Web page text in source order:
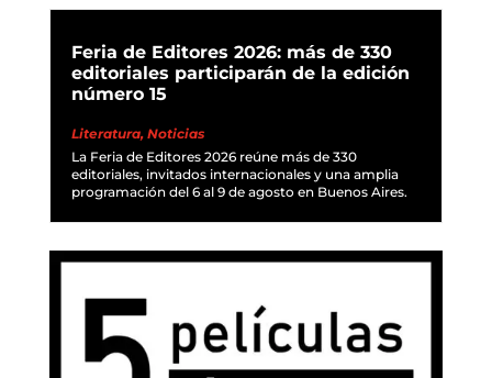
Feria de Editores 2026: más de 330
editoriales participarán de la edición
número 15
Literatura, Noticias
La Feria de Editores 2026 reúne más de 330
editoriales, invitados internacionales y una amplia
programación del 6 al 9 de agosto en Buenos Aires.